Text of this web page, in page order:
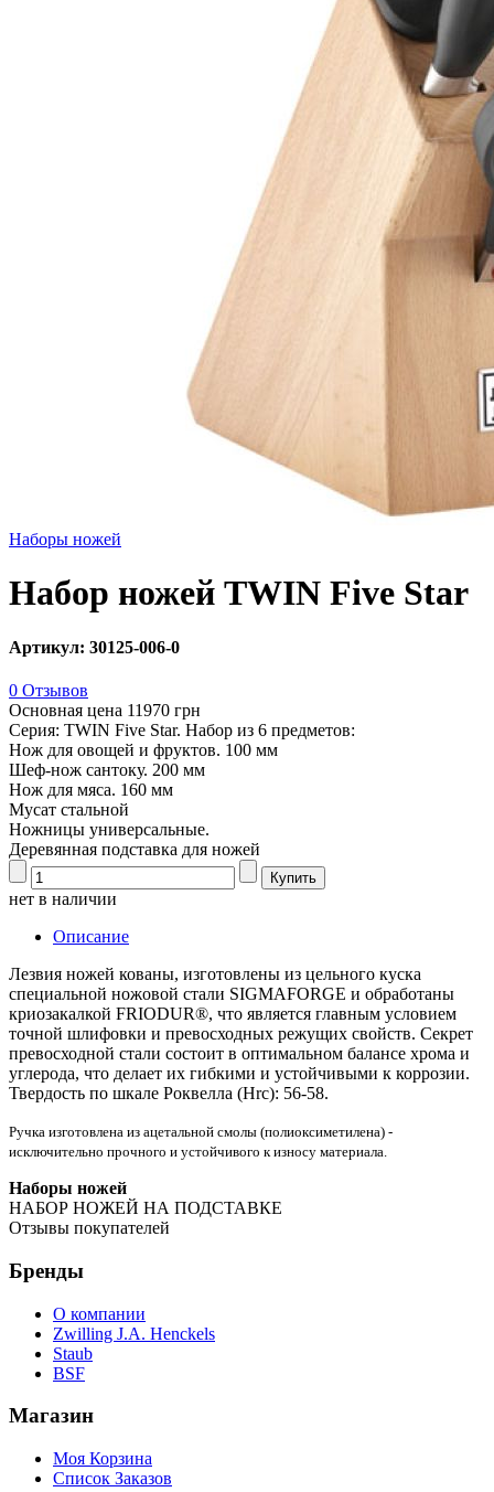
Наборы ножей
Набор ножей TWIN Five Star
Артикул: 30125-006-0
0 Отзывов
Основная цена 11970 грн
Серия: TWIN Five Star. Набор из 6 предметов:
Нож для овощей и фруктов. 100 мм
Шеф-нож сантоку. 200 мм
Нож для мяса. 160 мм
Мусат стальной
Ножницы универсальные.
Деревянная подставка для ножей
нет в наличии
Описание
Лезвия ножей кованы, изготовлены из цельного куска
специальной ножовой стали SIGMAFORGE и обработаны
криозакалкой FRIODUR®, что является главным условием
точной шлифовки и превосходных режущих свойств. Секрет
превосходной стали состоит в оптимальном балансе хрома и
углерода, что делает их гибкими и устойчивыми к коррозии.
Твердость по шкале Роквелла (Hrc): 56-58.
Ручка изготовлена из ацетальной смолы (полиоксиметилена) -
исключительно прочного и устойчивого к износу материала.
Наборы ножей
НАБОР НОЖЕЙ НА ПОДСТАВКЕ
Отзывы покупателей
Бренды
О компании
Zwilling J.A. Henckels
Staub
BSF
Магазин
Моя Корзина
Список Заказов